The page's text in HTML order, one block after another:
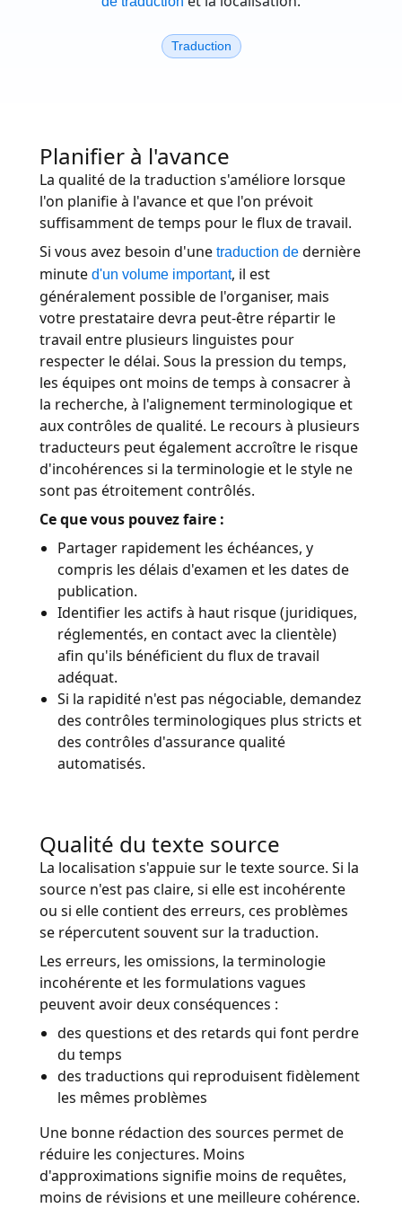
Toutes les solutions
Solutions par Secteur
Sciences de la vie
Industrie Manufacturière
Juridique
Institutions Publiques
Défense & Sécurité
Tous les secteurs
Découvrez Lia
Traduction IA rapide, intelligente et évolutive
Construisez votre avenir avec nous
Traduction
Planifier à l'avance
La qualité de la traduction s'améliore lorsque
l'on planifie à l'avance et que l'on prévoit
suffisamment de temps pour le flux de travail.
Si vous avez besoin d'une traduction de dernière
minute d'un volume important, il est
généralement possible de l'organiser, mais
votre prestataire devra peut-être répartir le
travail entre plusieurs linguistes pour
respecter le délai. Sous la pression du temps,
les équipes ont moins de temps à consacrer à
la recherche, à l'alignement terminologique et
aux contrôles de qualité. Le recours à plusieurs
traducteurs peut également accroître le risque
d'incohérences si la terminologie et le style ne
sont pas étroitement contrôlés.
Ce que vous pouvez faire :
Partager rapidement les échéances, y
compris les délais d'examen et les dates de
publication.
Identifier les actifs à haut risque (juridiques,
réglementés, en contact avec la clientèle)
afin qu'ils bénéficient du flux de travail
adéquat.
Si la rapidité n'est pas négociable, demandez
des contrôles terminologiques plus stricts et
des contrôles d'assurance qualité
automatisés.
Qualité du texte source
La localisation s'appuie sur le texte source. Si la
source n'est pas claire, si elle est incohérente
ou si elle contient des erreurs, ces problèmes
se répercutent souvent sur la traduction.
Les erreurs, les omissions, la terminologie
incohérente et les formulations vagues
peuvent avoir deux conséquences :
des questions et des retards qui font perdre
du temps
des traductions qui reproduisent fidèlement
les mêmes problèmes
Une bonne rédaction des sources permet de
réduire les conjectures. Moins
d'approximations signifie moins de requêtes,
moins de révisions et une meilleure cohérence.